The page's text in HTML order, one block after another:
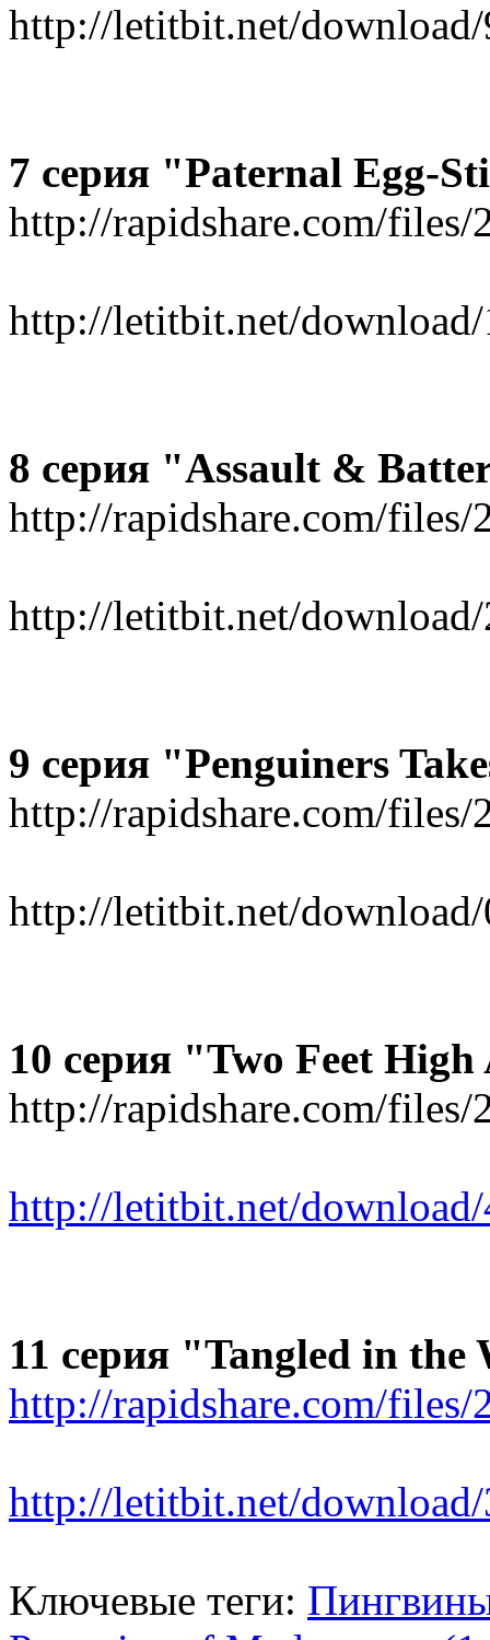
http://letitbit.net/download/
7 серия "Paternal Egg-
http://rapidshare.com/files/
http://letitbit.net/download/
8 серия "Assault &
http://rapidshare.com/files/
http://letitbit.net/download/
9 серия "Penguiners
http://rapidshare.com/files/
http://letitbit.net/download/
10 серия "Two Feet
http://rapidshare.com/
http://letitbit.net/
11 серия "Tangled in the
http://rapidshare.com/
http://letitbit.net/
Ключевые теги: